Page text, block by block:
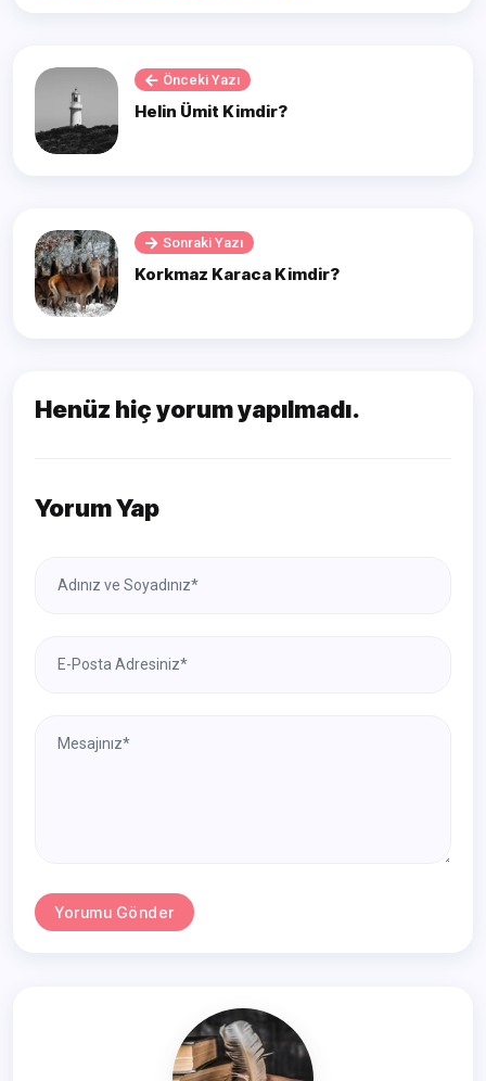
Önceki Yazı
Helin Ümit Kimdir?
Sonraki Yazı
Korkmaz Karaca Kimdir?
Henüz hiç yorum yapılmadı.
Yorum Yap
Yorumu Gönder